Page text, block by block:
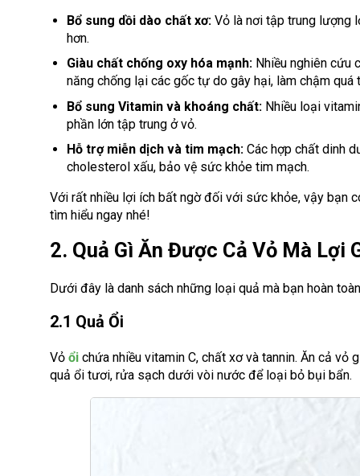
Bổ sung dồi dào chất xơ:Vỏ là nơi tập trung lượng
hơn.
Giàu chất chống oxy hóa mạnh:Nhiều nghiên cứu
năng chống lại các gốc tự do gây hại, làm chậm
Bổ sung Vitamin và khoáng chất:Nhiều loại
phần lớn tập trung ở vỏ.
Hỗ trợ miễn dịch và tim mạch:Các hợp chất dinh
cholesterol xấu, bảo vệ sức khỏe tim mạch.
Với rất nhiều lợi ích bất ngờ đối với sức khỏe, vậy bạn
tìm hiểu ngay nhé!
2. Quả Gì Ăn Được Cả Vỏ Mà Lợi
Dưới đây là danh sách những loại quả mà bạn hoàn
2.1 Quả Ổi
Vỏ ổi chứa nhiều vitamin C, chất xơ và tannin. Ăn cả vỏ
quả ổi tươi, rửa sạch dưới vòi nước để loại bỏ bụi bẩn.